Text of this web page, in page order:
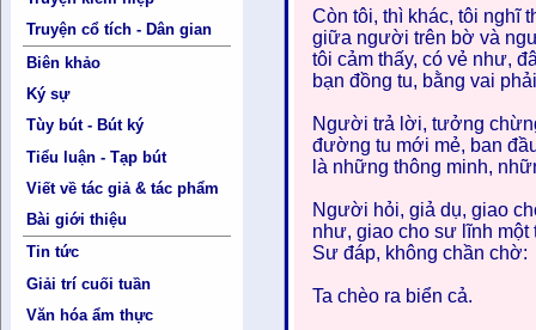
Truyện cổ tích - Dân gian
Biên khảo
Ký sự
Tùy bút - Bút ký
Tiểu luận - Tạp bút
Viết về tác giả & tác phẩm
Bài giới thiệu
Tin tức
Giải trí cuối tuần
Văn hóa ẩm thực
Còn tôi, thì khác, tôi nghĩ
giữa người trên bờ và
tôi cảm thấy, có vẻ như,
bạn đồng tu, bằng vai
Người trả lời, tưởng
đường tu mới mẻ, ban
là những thông minh,
Người hỏi, giả dụ, giao
như, giao cho sư lĩnh một
Sư đáp, không chần chờ:
Ta chèo ra biển cả.